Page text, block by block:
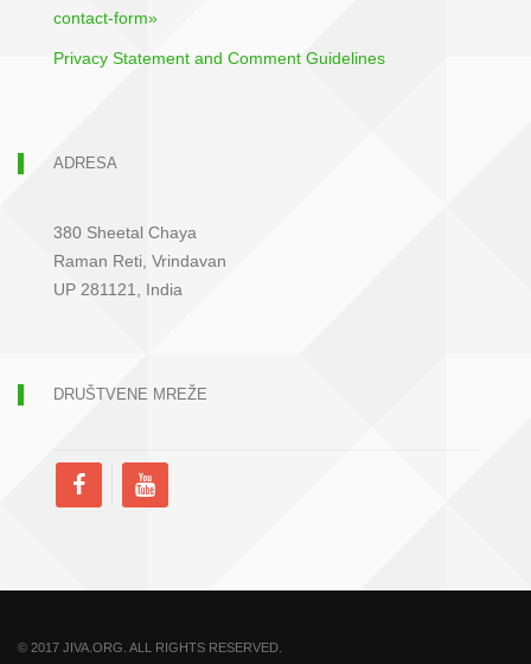
contact-form»
Privacy Statement and Comment Guidelines
ADRESA
380 Sheetal Chaya
Raman Reti, Vrindavan
UP 281121, India
DRUŠTVENE MREŽE
© 2017 JIVA.ORG. ALL RIGHTS RESERVED.